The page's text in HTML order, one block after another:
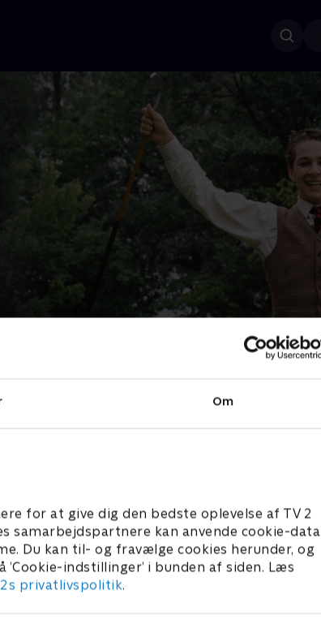
Om
for at give dig den bedste oplevelse af TV 2
samarbejdspartnere kan anvende cookie-data
Du kan til- og fravælge cookies herunder, og
indstillinger’ i bunden af siden. Læs
2s privatlivspolitik.